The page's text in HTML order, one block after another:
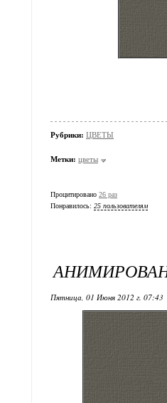
Рубрики: ЦВЕТЫ
Метки: цветы
Процитировано 26 раз
Понравилось: 25 пользователям
Пятница, 01 Июня 2012 г. 07:43